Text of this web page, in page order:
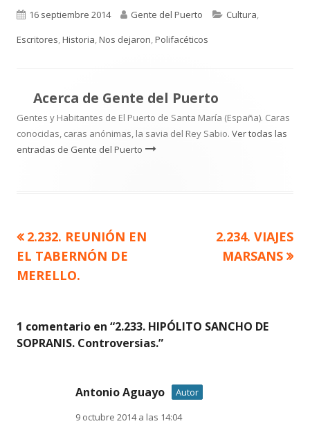
Publicado
el
16 septiembre 2014 Autor
Gente del Puerto Categorías
Cultura,
Escritores,Historia,Nos dejaron,Polifacéticos
Acerca de Gente del Puerto
Gentes y Habitantes de El Puerto de Santa María (España). Caras
conocidas, caras anónimas, la savia del Rey Sabio. Ver todas las
entradas de Gente del Puerto
Navegación
de
Artículo
anterior
2.232. REUNIÓN EN
EL TABERNÓN DE
MERELLO.
Artículo
siguiente
2.234. VIAJES
MARSANS
1 comentario en “2.233. HIPÓLITO SANCHO DE
SOPRANIS. Controversias.”
Antonio Aguayo
Autor
9 octubre 2014 a las 14:04